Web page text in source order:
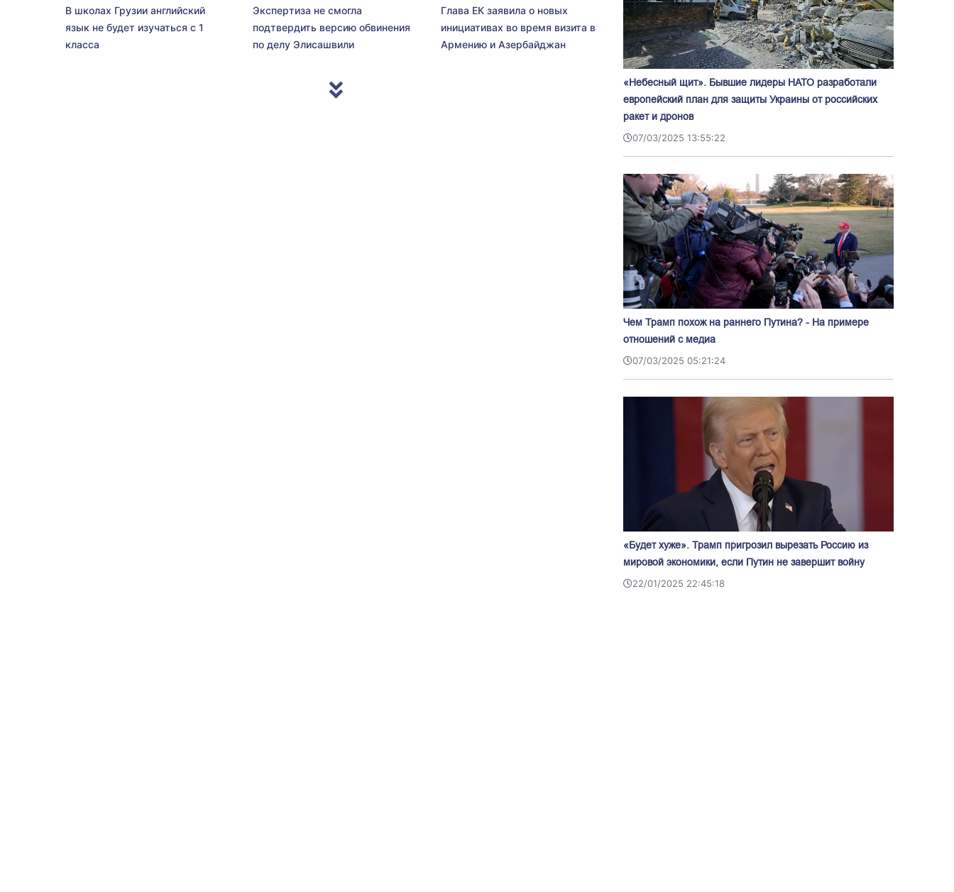
В школах Грузии английский
язык не будет изучаться с 1
класса
Экспертиза не смогла
подтвердить версию обвинения
по делу Элисашвили
Глава ЕК заявила о новых
инициативах во время визита в
Армению и Азербайджан
«Небесный щит». Бывшие лидеры НАТО разработали
европейский план для защиты Украины от российских
ракет и дронов
07/03/2025 13:55:22
Чем Трамп похож на раннего Путина? - На примере
отношений с медиа
07/03/2025 05:21:24
«Будет хуже». Трамп пригрозил вырезать Россию из
мировой экономики, если Путин не завершит войну
22/01/2025 22:45:18